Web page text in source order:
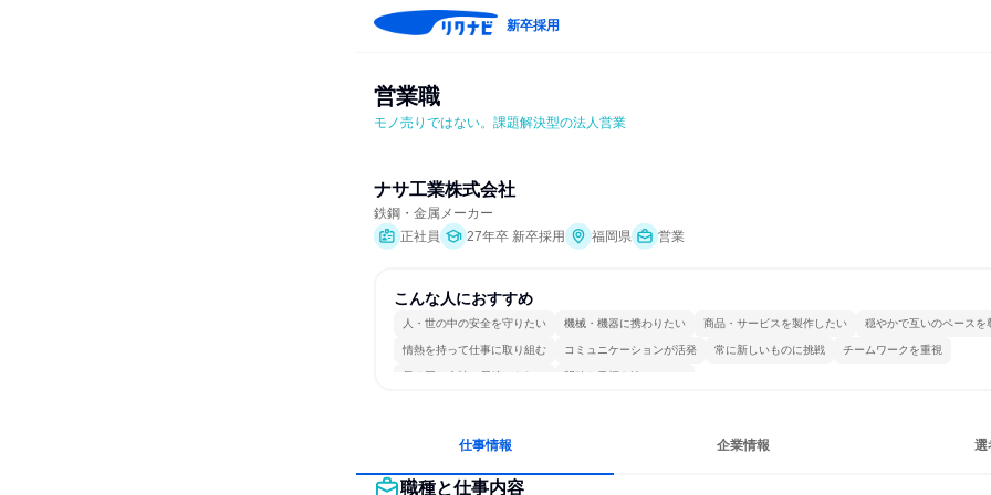
新卒採用
営業職
モノ売りではない。課題解決型の法人営業
ナサ工業株式会社
鉄鋼・金属メーカー
正社員
27年卒 新卒採用 福岡県 営業
こんな人におすすめ
人・世の中の安全を守りたい 機械・機器に携わりたい 商品・サービスを製作したい 穏やかで互いのペースを
情熱を持って仕事に取り組む コミュニケーションが活発 常に新しいものに挑戦 チームワークを重視
長く同じ会社に居続けられる 明確な目標を追いかける
仕事情報 企業情報 選
職種と仕事内容